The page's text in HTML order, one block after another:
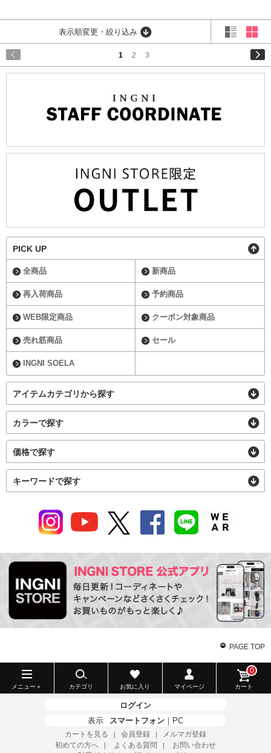
表示順変更・絞り込み
1 2 3
PICK UP
全商品 新商品
再入荷商品 予約商品
WEB限定商品 クーポン対象商品
売れ筋商品 セール
INGNI SOELA
アイテムカテゴリから探す
カラーで探す
価格で探す
キーワードで探す
PAGE TOP
メニュー＋ カテゴリ お気に入り マイページ カート
0
ログイン
表示
スマートフォン ｜ PC
カートを見る 会員登録
メルマガ登録
初めての方へ
｜ よくある質問 ｜
お問い合わせ